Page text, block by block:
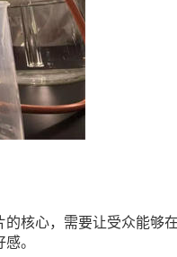
核心，需要让受众能够
。